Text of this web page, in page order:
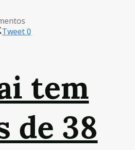
Tweet0
tem
de 38